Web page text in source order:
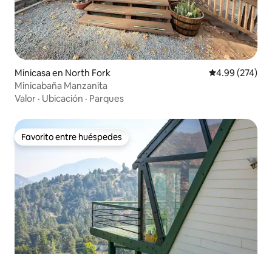
Minicasa en North Fork Calificación
4.99 (274)
Minicabaña Manzanita
Valor · Ubicación · Parques
Favorito entre huéspedes
Favorito entre huéspedes